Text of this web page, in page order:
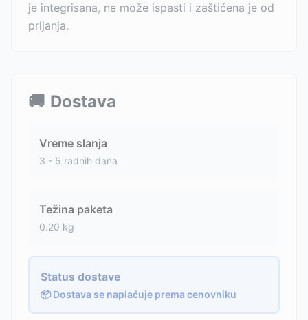
je integrisana, ne može ispasti i zaštićena je od
prljanja.
🚚 Dostava
Vreme slanja
3 - 5 radnih dana
Težina paketa
0.20 kg
Status dostave
📦 Dostava se naplaćuje prema cenovniku